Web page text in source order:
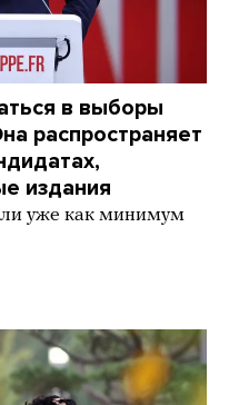
в выборы
распространяет
издания
уже как минимум